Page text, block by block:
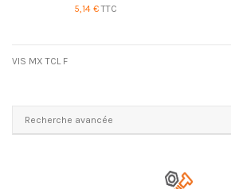
5,14 €TTC
VIS MX TCL F
Recherche avancée